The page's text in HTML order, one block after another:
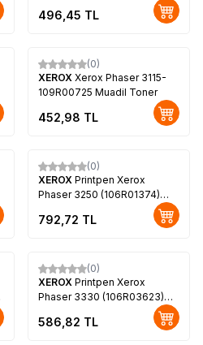
496,45 TL
(0)
XEROX Xerox Phaser 3115-
109R00725 Muadil Toner
452,98 TL
(0)
XEROX Printpen Xerox
Phaser 3250 (106R01374)
792,72 TL
(0)
XEROX Printpen Xerox
Phaser 3330 (106R03623)
586,82 TL